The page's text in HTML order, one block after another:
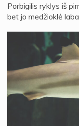
Porbigilis ryklys iš
bet jo medžioklė